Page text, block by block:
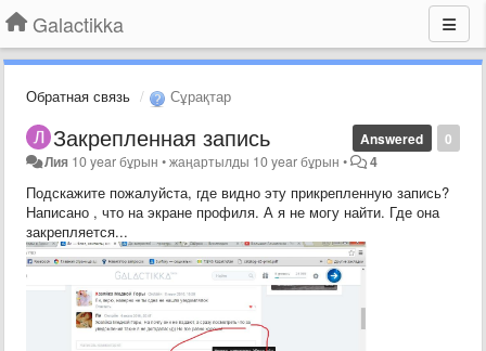
Galactikka
Обратная связь Сұрақтар
0
Answered
Закрепленная запись
Лия 10 year бұрын •жаңартылды 10 year бұрын • 4
Подскажите пожалуйста, где видно эту прикрепленную запись?
Написано , что на экране профиля. А я не могу найти. Где она
закрепляется...